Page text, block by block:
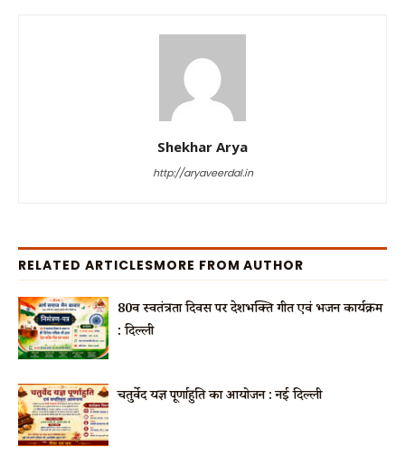
Shekhar Arya
http://aryaveerdal.in
RELATED ARTICLESMORE FROM AUTHOR
80वें स्वतंत्रता दिवस पर देशभक्ति गीत एवं भजन कार्यक्रम
: दिल्ली
चतुर्वेद यज्ञ पूर्णाहुति का आयोजन : नई दिल्ली